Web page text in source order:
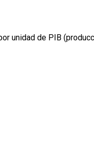
unidad de PIB